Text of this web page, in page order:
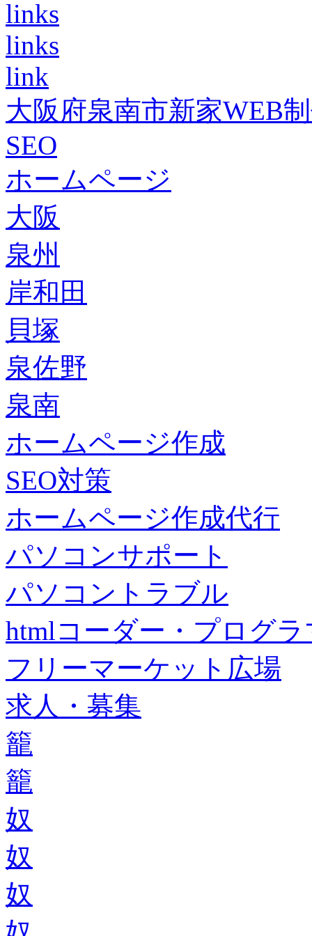
links
links
link
大阪府泉南市新家WEB
SEO
ホームページ
大阪
泉州
岸和田
貝塚
泉佐野
泉南
ホームページ作成
SEO対策
ホームページ作成代行
パソコンサポート
パソコントラブル
htmlコーダー・プログラ
フリーマーケット広場
求人・募集
籠
籠
奴
奴
奴